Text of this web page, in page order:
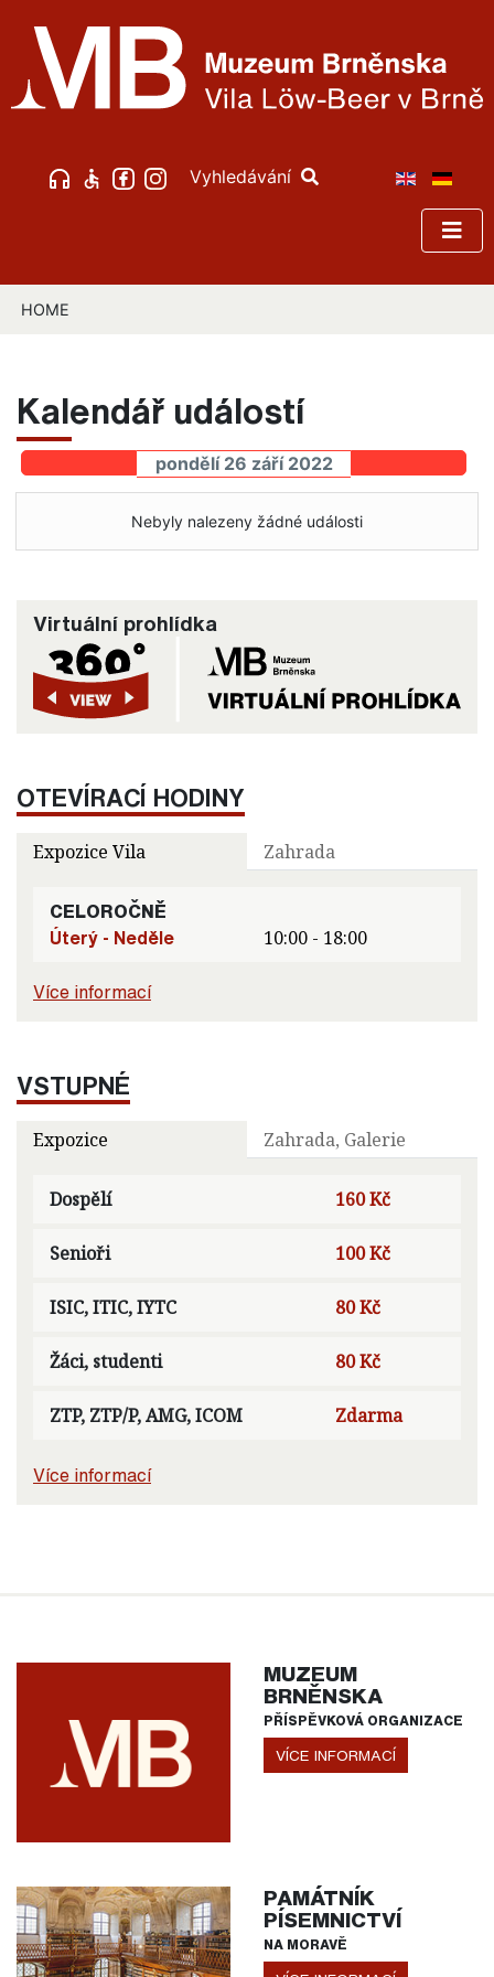
Vyhledávání
HOME
Kalendář událostí
pondělí 26 září 2022
Nebyly nalezeny žádné události
Virtuální prohlídka
OTEVÍRACÍ HODINY
Expozice Vila Zahrada
CELOROČNĚ
Úterý - Neděle
10:00 - 18:00
Více informací
VSTUPNÉ
Expozice Zahrada, Galerie
Dospělí 160 Kč
Senioři 100 Kč
ISIC, ITIC, IYTC 80 Kč
Žáci, studenti 80 Kč
ZTP, ZTP/P, AMG, ICOM Zdarma
Více informací
MUZEUM
BRNĚNSKA
PŘÍSPĚVKOVÁ ORGANIZACE
VÍCE INFORMACÍ
PAMÁTNÍK
PÍSEMNICTVÍ
NA MORAVĚ